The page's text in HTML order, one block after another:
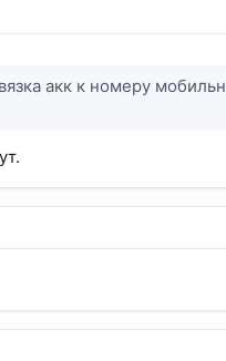
акк к номеру